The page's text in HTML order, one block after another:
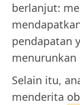
berlanjut:
pendapatan
menurunkan
Selain itu,
menderita